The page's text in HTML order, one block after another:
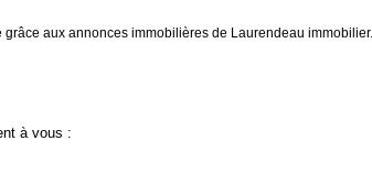
aux annonces immobilières de Laurendeau immobilier.
à vous :